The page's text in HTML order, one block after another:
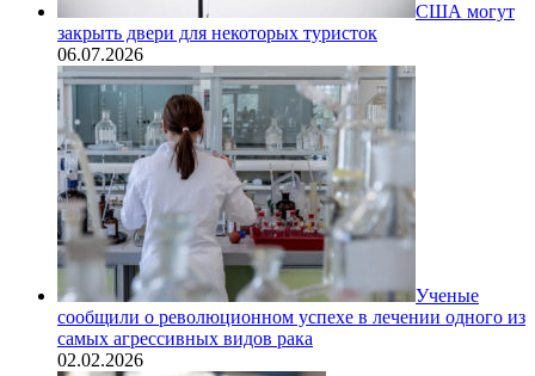
США могут
закрыть двери для некоторых туристок
06.07.2026
Ученые
сообщили о революционном успехе в лечении одного из
самых агрессивных видов рака
02.02.2026